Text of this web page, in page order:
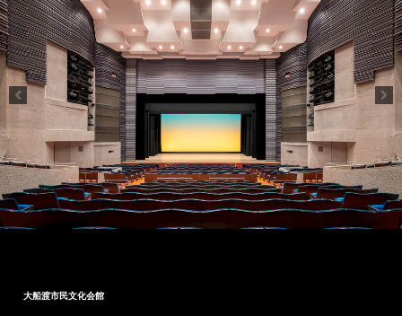
大船渡市民文化会館